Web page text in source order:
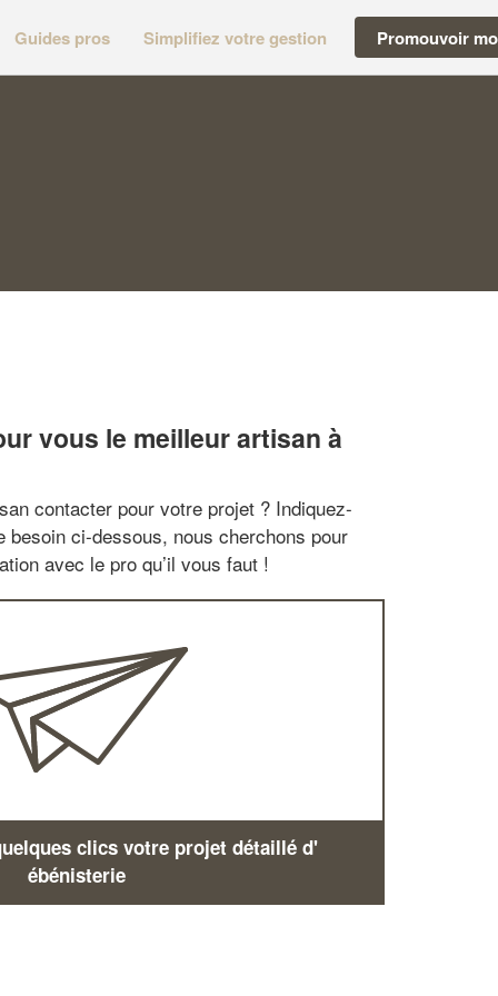
Guides pros Simplifiez votre gestion Promouvoir
vous le meilleur artisan à
contacter pour votre projet ? Indiquez-
besoin ci-dessous, nous cherchons pour
avec le pro qu’il vous faut !
clics votre projet détaillé d'
ébénisterie